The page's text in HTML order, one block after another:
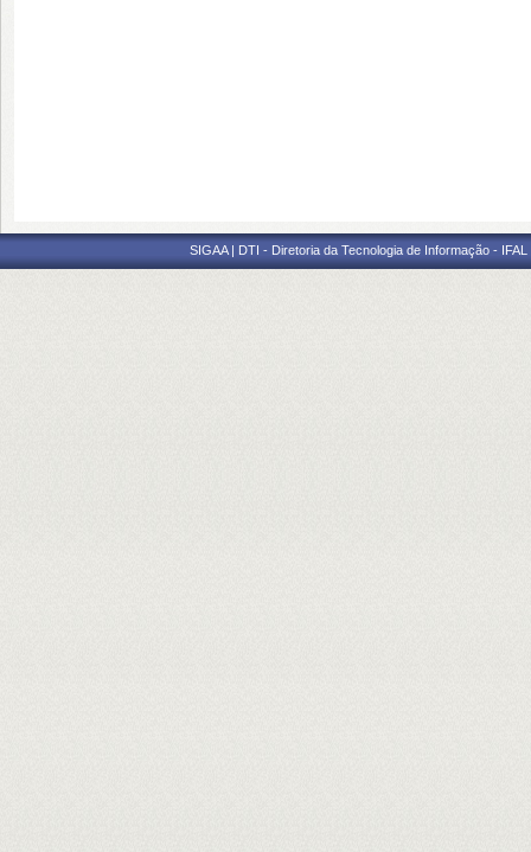
SIGAA | DTI - Diretoria da Tecnologia de Informação -